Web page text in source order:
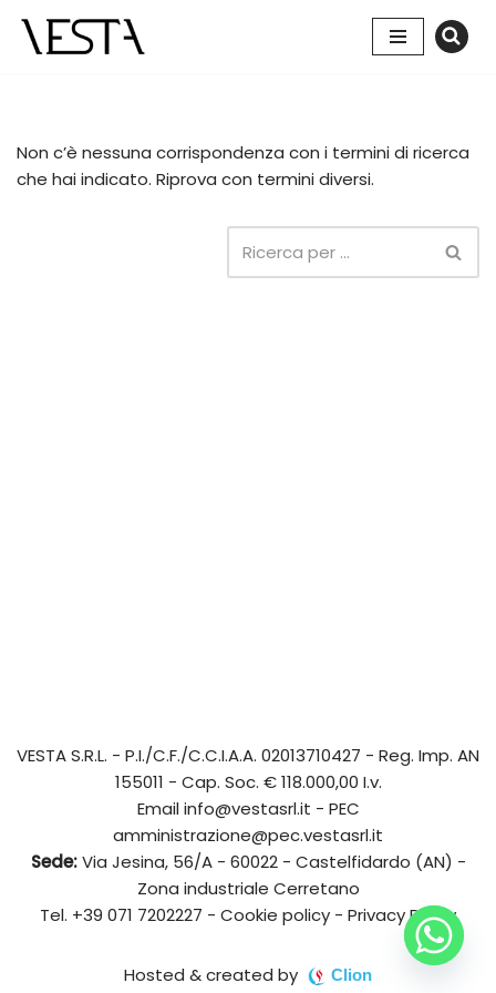
Vai
Non c’è nessuna corrispondenza con i termini di ricerca
che hai indicato. Riprova con termini diversi.
VESTA S.R.L. - P.I./C.F./C.C.I.A.A. 02013710427 - Reg. Imp. AN
155011 - Cap. Soc. € 118.000,00 I.v.
Emailinfo@vestasrl.it - PEC
amministrazione@pec.vestasrl.it
Sede:Via Jesina, 56/A - 60022 - Castelfidardo (AN) -
Zona industriale Cerretano
Tel. +39 071 7202227 - Cookie policy - Privacy Policy
Hosted & created by Clion